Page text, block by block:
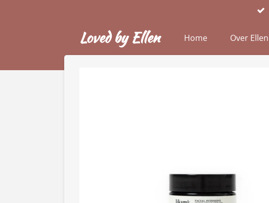
Loved by Ellen Home Over Ellen